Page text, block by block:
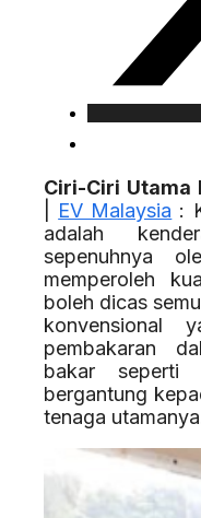
Ciri-Ciri Utama
EV Malaysia :
adalah
sepenuhnya
memperoleh
boleh dicas
konvensional
pembakaran
bakar seperti
bergantung
tenaga